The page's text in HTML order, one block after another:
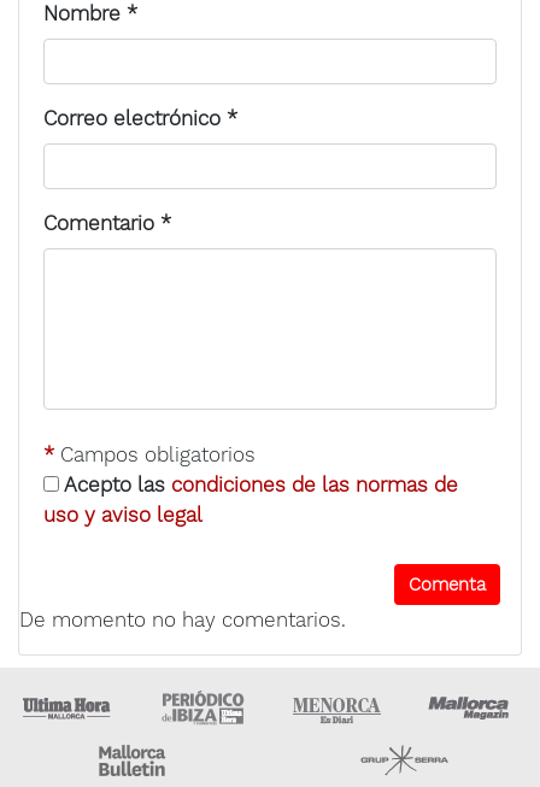
Nombre *
Correo electrónico *
Comentario *
* Campos obligatorios
Acepto las condiciones de las normas de
uso y aviso legal
De momento no hay comentarios.
Ultima Hora Ultima hora Ibiza Menorca • Es Diari